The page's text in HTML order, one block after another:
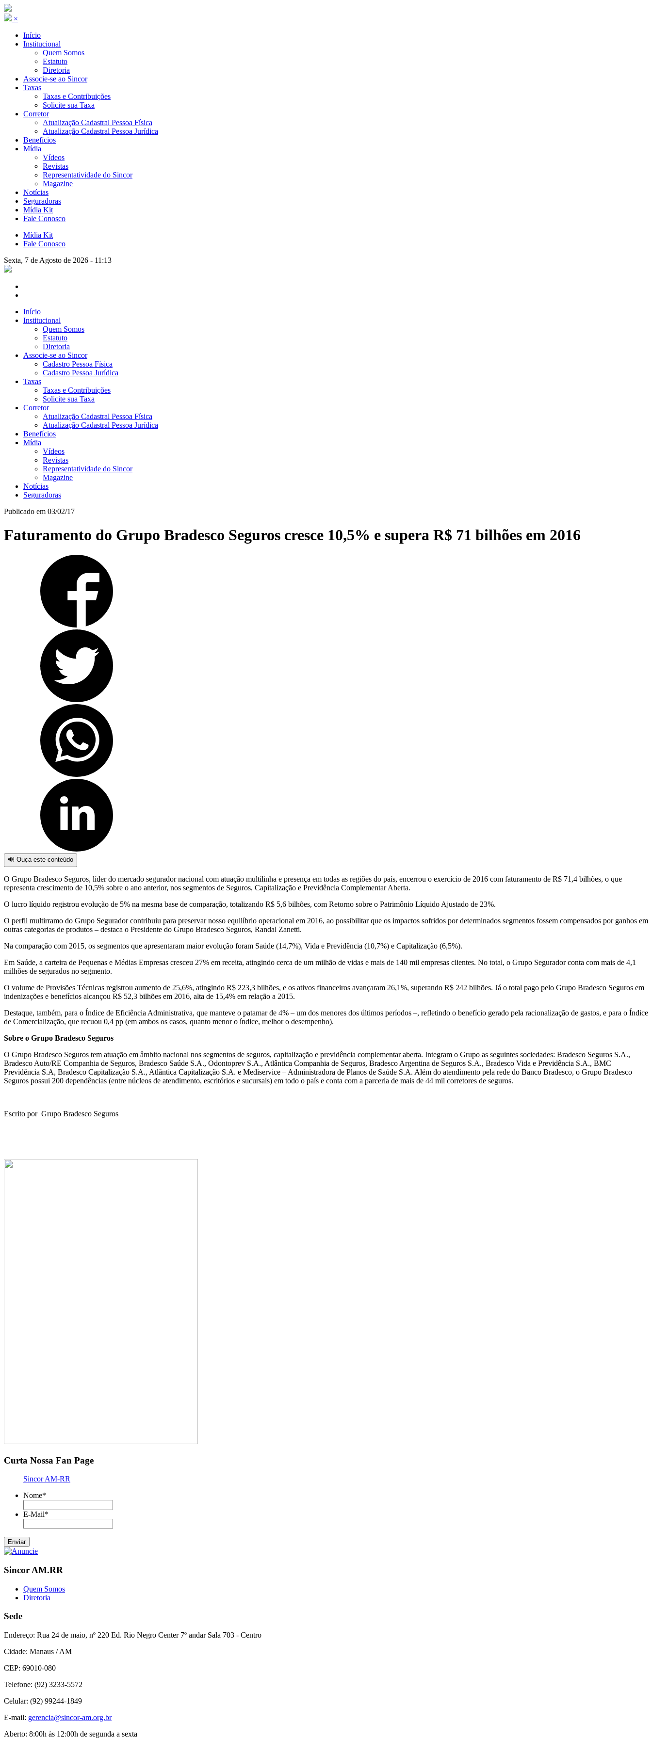
×
Início
Institucional
Quem Somos
Estatuto
Diretoria
Associe-se ao Sincor
Taxas
Taxas e Contribuições
Solicite sua Taxa
Corretor
Atualização Cadastral Pessoa Física
Atualização Cadastral Pessoa Jurídica
Benefícios
Mídia
Vídeos
Revistas
Representatividade do Sincor
Magazine
Notícias
Seguradoras
Mídia Kit
Fale Conosco
Mídia Kit
Fale Conosco
Sexta, 7 de Agosto de 2026 - 11:13
Início
Institucional
Quem Somos
Estatuto
Diretoria
Associe-se ao Sincor
Cadastro Pessoa Física
Cadastro Pessoa Jurídica
Taxas
Taxas e Contribuições
Solicite sua Taxa
Corretor
Atualização Cadastral Pessoa Física
Atualização Cadastral Pessoa Jurídica
Benefícios
Mídia
Vídeos
Revistas
Representatividade do Sincor
Magazine
Notícias
Seguradoras
Publicado em 03/02/17
Faturamento do Grupo Bradesco Seguros cresce 10,5% e supera R$ 71 bilhões em 2016
🔊 Ouça este conteúdo
O Grupo Bradesco Seguros, líder do mercado segurador nacional com atuação multilinha e presença em todas as regiões do país, encerrou o exercício de 2016 com faturamento de R$ 71,4 bilhões, o que
representa crescimento de 10,5% sobre o ano anterior, nos segmentos de Seguros, Capitalização e Previdência Complementar Aberta.
O lucro líquido registrou evolução de 5% na mesma base de comparação, totalizando R$ 5,6 bilhões, com Retorno sobre o Patrimônio Líquido Ajustado de 23%.
O perfil multirramo do Grupo Segurador contribuiu para preservar nosso equilíbrio operacional em 2016, ao possibilitar que os impactos sofridos por determinados segmentos fossem compensados por ganhos em
outras categorias de produtos – destaca o Presidente do Grupo Bradesco Seguros, Randal Zanetti.
Na comparação com 2015, os segmentos que apresentaram maior evolução foram Saúde (14,7%), Vida e Previdência (10,7%) e Capitalização (6,5%).
Em Saúde, a carteira de Pequenas e Médias Empresas cresceu 27% em receita, atingindo cerca de um milhão de vidas e mais de 140 mil empresas clientes. No total, o Grupo Segurador conta com mais de 4,1
milhões de segurados no segmento.
O volume de Provisões Técnicas registrou aumento de 25,6%, atingindo R$ 223,3 bilhões, e os ativos financeiros avançaram 26,1%, superando R$ 242 bilhões. Já o total pago pelo Grupo Bradesco Seguros em
indenizações e benefícios alcançou R$ 52,3 bilhões em 2016, alta de 15,4% em relação a 2015.
Destaque, também, para o Índice de Eficiência Administrativa, que manteve o patamar de 4% – um dos menores dos últimos períodos –, refletindo o benefício gerado pela racionalização de gastos, e para o Índice
de Comercialização, que recuou 0,4 pp (em ambos os casos, quanto menor o índice, melhor o desempenho).
Sobre o Grupo Bradesco Seguros
O Grupo Bradesco Seguros tem atuação em âmbito nacional nos segmentos de seguros, capitalização e previdência complementar aberta. Integram o Grupo as seguintes sociedades: Bradesco Seguros S.A.,
Bradesco Auto/RE Companhia de Seguros, Bradesco Saúde S.A., Odontoprev S.A., Atlântica Companhia de Seguros, Bradesco Argentina de Seguros S.A., Bradesco Vida e Previdência S.A., BMC
Previdência S.A, Bradesco Capitalização S.A., Atlântica Capitalização S.A. e Mediservice – Administradora de Planos de Saúde S.A. Além do atendimento pela rede do Banco Bradesco, o Grupo Bradesco
Seguros possui 200 dependências (entre núcleos de atendimento, escritórios e sucursais) em todo o país e conta com a parceria de mais de 44 mil corretores de seguros.
Escrito por Grupo Bradesco Seguros
Curta Nossa Fan Page
Sincor AM-RR
Nome*
E-Mail*
Sincor AM.RR
Quem Somos
Diretoria
Sede
Endereço: Rua 24 de maio, nº 220 Ed. Rio Negro Center 7º andar Sala 703 - Centro
Cidade: Manaus / AM
CEP: 69010-080
Telefone: (92) 3233-5572
Celular: (92) 99244-1849
E-mail: gerencia@sincor-am.org.br
Aberto: 8:00h às 12:00h de segunda a sexta